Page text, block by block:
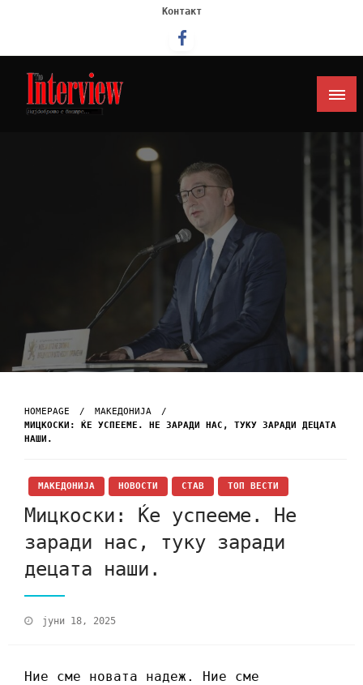
Контакт
HOMEPAGE
МАКЕДОНИЈА
МИЦКОСКИ: ЌЕ УСПЕЕМЕ. НЕ ЗАРАДИ НАС, ТУКУ ЗАРАДИ ДЕЦАТА
НАШИ.
МАКЕДОНИЈА НОВОСТИ СТАВ ТОП ВЕСТИ
Мицкоски: Ќе успееме. Не
заради нас, туку заради
децата наши.
јуни 18, 2025
Ние сме новата надеж. Ние сме